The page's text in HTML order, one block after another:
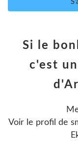
Si le
c'est
Voir le profil de